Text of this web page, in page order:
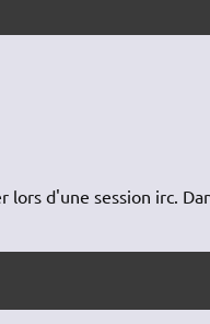
d'une session irc.